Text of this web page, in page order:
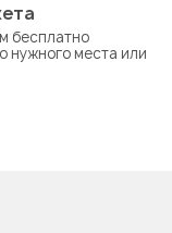
бесплатно
нужного места или